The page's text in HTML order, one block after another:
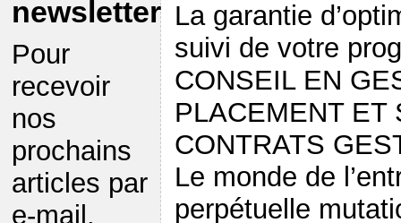
newsletter
Pour
recevoir
nos
prochains
articles par
e-mail,
La garantie
suivi de votre
CONSEIL EN
PLACEMENT ET
CONTRATS
Le monde de
perpétuelle